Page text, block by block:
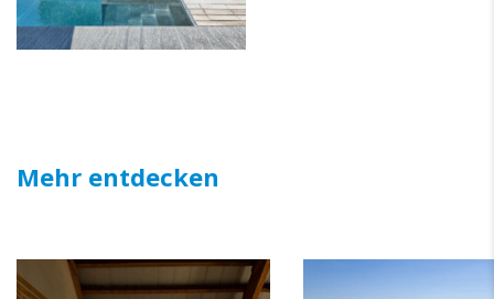
Mehr entdecken